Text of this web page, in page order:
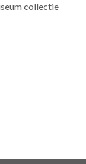
collectie